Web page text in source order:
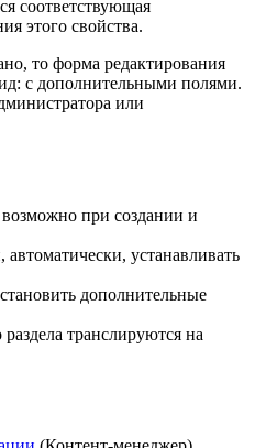
соответствующая
этого свойства.
то форма редактирования
с дополнительными полями.
или
при создании и
устанавливать
дополнительные
транслируются на